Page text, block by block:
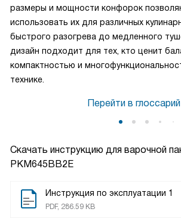
Скачать инструкцию для варочной
PKM645BB2E
Инструкция по эксплуатации 1
PDF, 286.59 KB
размеры и мощности конфорок
использовать их для различных
быстрого разогрева до медленного
дизайн подходит для тех, кто ценит
компактностью и
технике.
Перейти в глоссарий